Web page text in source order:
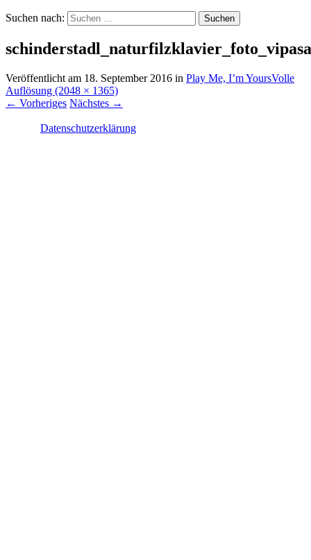
Suchen nach:
Veröffentlicht am 18. September 2016 in Play Me, I’m YoursVolle
Auflösung (2048 × 1365)
← Vorheriges Nächstes →
Datenschutzerklärung